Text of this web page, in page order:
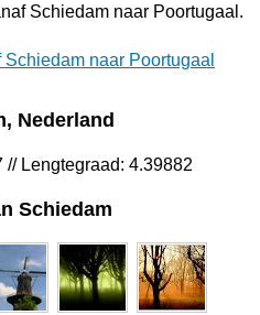
Schiedam naar Poortugaal.
naar Poortugaal
Nederland
// Lengtegraad: 4.39882
Schiedam